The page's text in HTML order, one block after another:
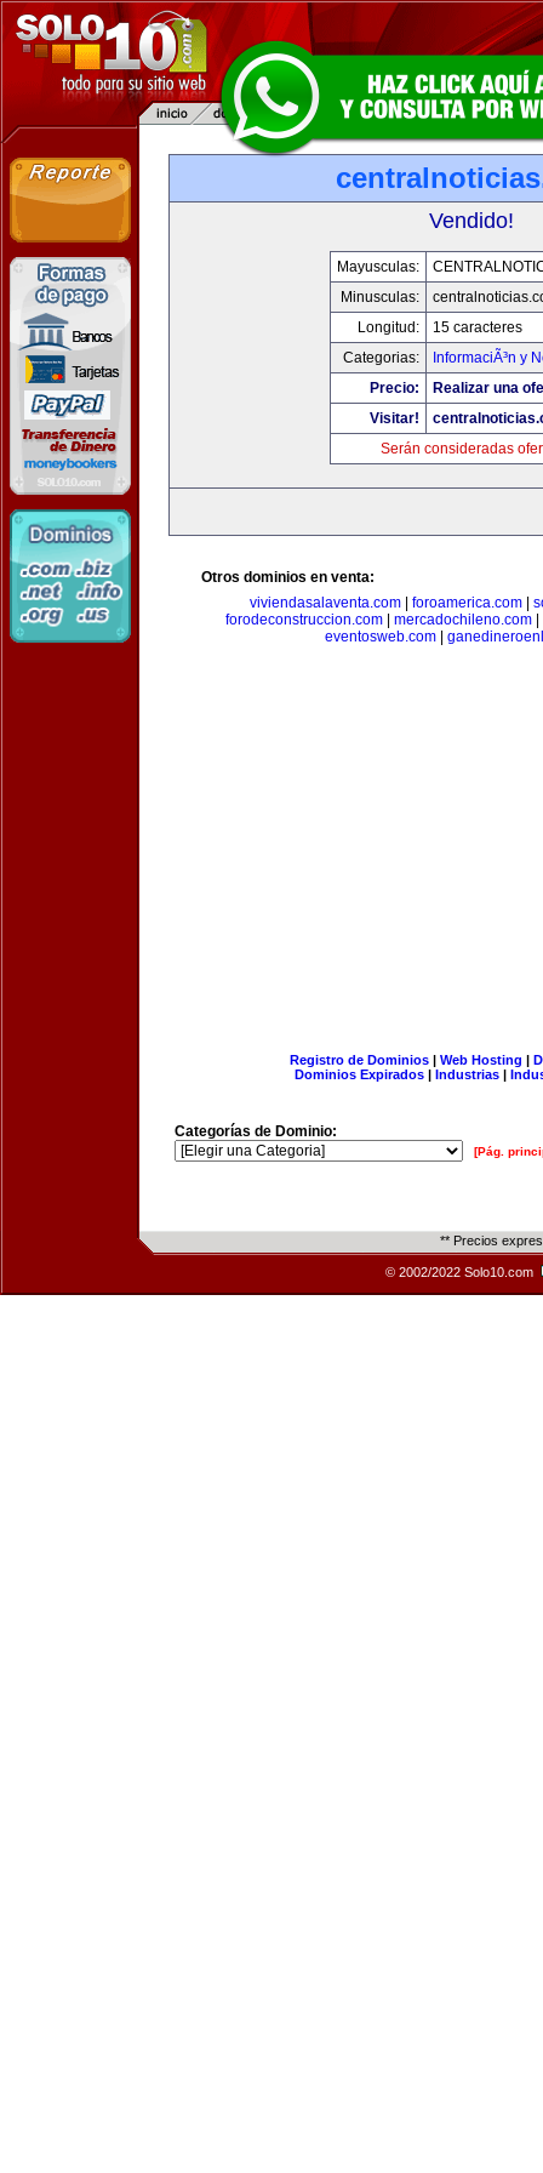
Vendido!
Mayusculas:
Minusculas:
Longitud:
15 caracteres
Categorias:
InformaciÃ³n y
Precio:
Realizar una
Visitar!
Serán consideradas
Otros dominios en venta:
viviendasalaventa.com| foroamerica.com|
forodeconstruccion.com
mercadochileno.com
eventosweb.com|
Registro de Dominios| Web Hosting |
Dominios Expirados | Industrias |
Categorías de Dominio:
[Pág.
** Precios
© 2002/2022 Solo10.com